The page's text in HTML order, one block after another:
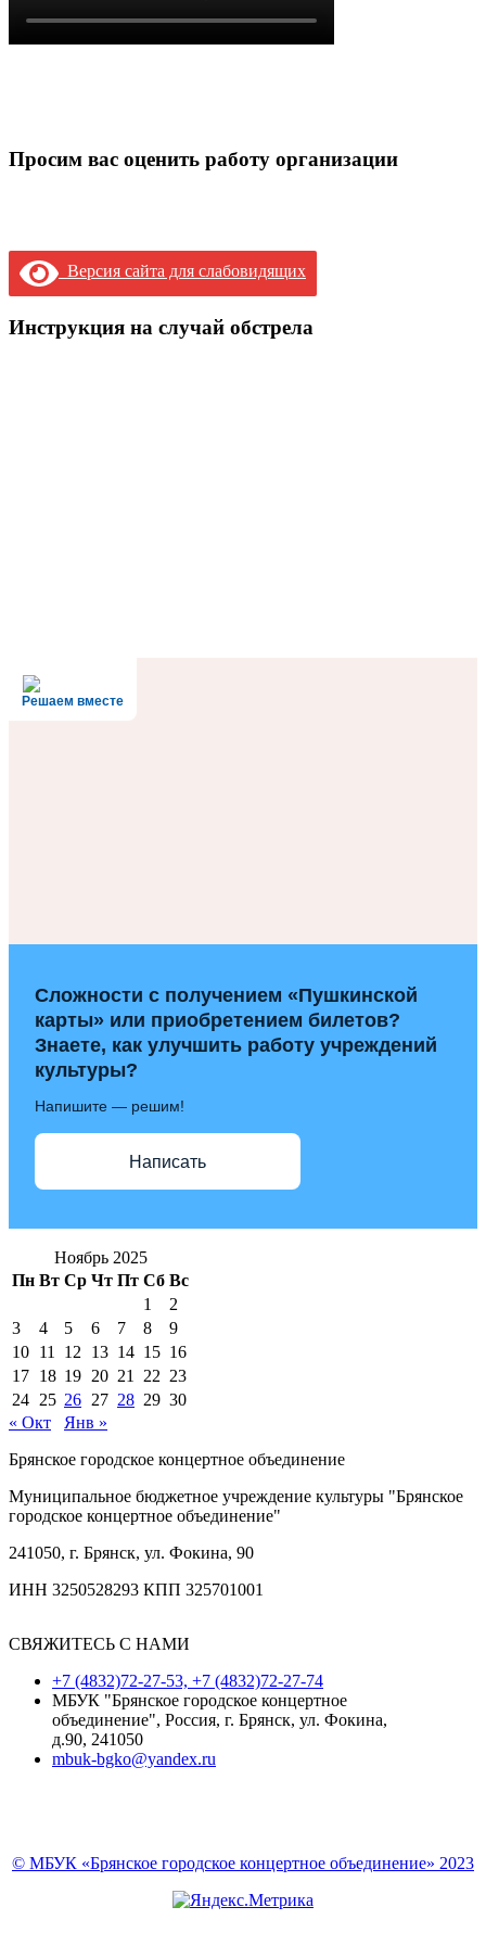
Просим вас оценить работу организации
Версия сайта для слабовидящих
Инструкция на случай обстрела
Решаем вместе
Сложности с получением «Пушкинской
карты» или приобретением билетов?
Знаете, как улучшить работу учреждений
культуры?
Напишите — решим!
Написать
Ноябрь 2025
Пн Вт Ср Чт Пт Сб Вс
1
2
3
4 5 6 7 8
9
10 11 12 13 14 15 16
17 18 19 20 21 22 23
24 25 26 27 28 29 30
« Окт
Янв »
Брянское городское концертное объединение
Муниципальное бюджетное учреждение культуры "Брянское
городское концертное объединение"
241050, г. Брянск, ул. Фокина, 90
ИНН 3250528293 КПП 325701001
СВЯЖИТЕСЬ С НАМИ
+7 (4832)72-27-53, +7 (4832)72-27-74
МБУК "Брянское городское концертное
объединение", Россия, г. Брянск, ул. Фокина,
д.90, 241050
mbuk-bgko@yandex.ru
© МБУК «Брянское городское концертное объединение» 2023